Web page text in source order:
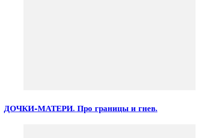
ДОЧКИ-МАТЕРИ. Про границы и гнев.